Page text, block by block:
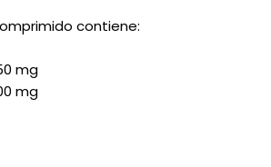
contiene:
mg
mg